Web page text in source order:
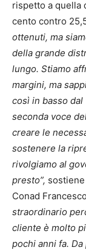
rispetto a quella
cento contro
ottenuti, ma
della grande
lungo. Stiamo
margini, ma
così in basso dal
seconda voce
creare le
sostenere la
rivolgiamo al
presto”,
Conad
straordinario
cliente è molto
pochi anni fa.